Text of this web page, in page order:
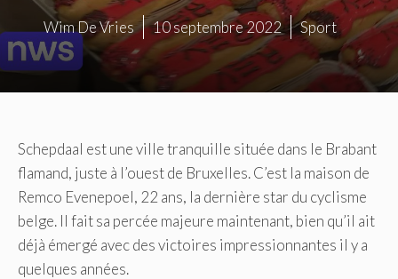
Wim De Vries 10 septembre 2022 Sport
Schepdaal est une ville tranquille située dans le Brabant
flamand, juste à l’ouest de Bruxelles. C’est la maison de
Remco Evenepoel, 22 ans, la dernière star du cyclisme
belge. Il fait sa percée majeure maintenant, bien qu’il ait
déjà émergé avec des victoires impressionnantes il y a
quelques années.